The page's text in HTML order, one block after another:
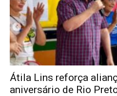
Átila Lins reforça
aniversário de Rio